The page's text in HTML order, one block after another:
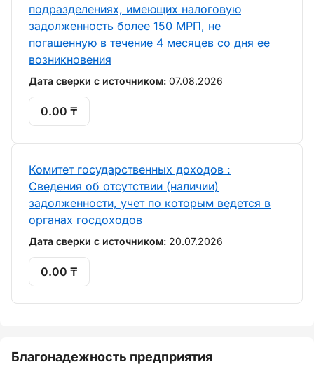
подразделениях, имеющих налоговую
задолженность более 150 МРП, не
погашенную в течение 4 месяцев со дня ее
возникновения
Дата сверки с источником: 07.08.2026
0.00 ₸
Комитет государственных доходов :
Сведения об отсутствии (наличии)
задолженности, учет по которым ведется в
органах госдоходов
Дата сверки с источником: 20.07.2026
0.00 ₸
Благонадежность предприятия